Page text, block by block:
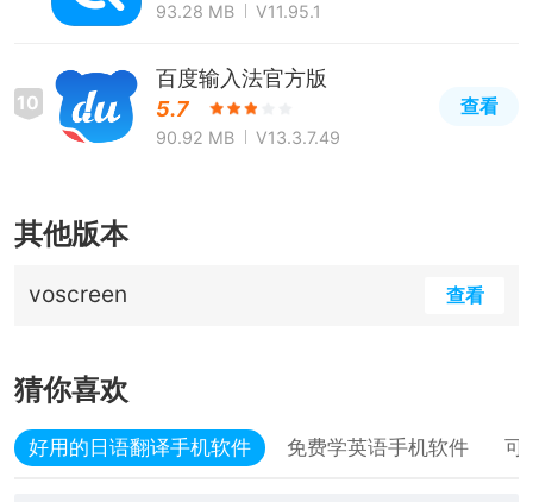
93.28 MB V11.95.1
10
百度输入法官方版
5.7
90.92 MB V13.3.7.49
查看
其他版本
voscreen 查看
猜你喜欢
好用的日语翻译手机软件 免费学英语手机软件 可